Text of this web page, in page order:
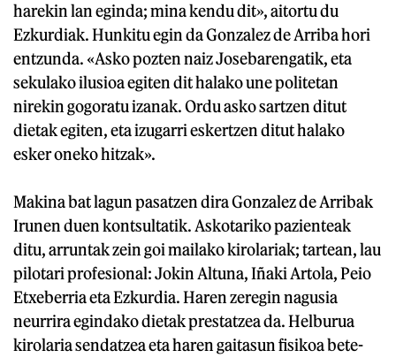
harekin lan eginda; mina kendu dit», aitortu du
Ezkurdiak. Hunkitu egin da Gonzalez de Arriba hori
entzunda. «Asko pozten naiz Josebarengatik, eta
sekulako ilusioa egiten dit halako une politetan
nirekin gogoratu izanak. Ordu asko sartzen ditut
dietak egiten, eta izugarri eskertzen ditut halako
esker oneko hitzak».
Makina bat lagun pasatzen dira Gonzalez de Arribak
Irunen duen kontsultatik. Askotariko pazienteak
ditu, arruntak zein goi mailako kirolariak; tartean, lau
pilotari profesional: Jokin Altuna, Iñaki Artola, Peio
Etxeberria eta Ezkurdia. Haren zeregin nagusia
neurrira egindako dietak prestatzea da. Helburua
kirolaria sendatzea eta haren gaitasun fisikoa bete-